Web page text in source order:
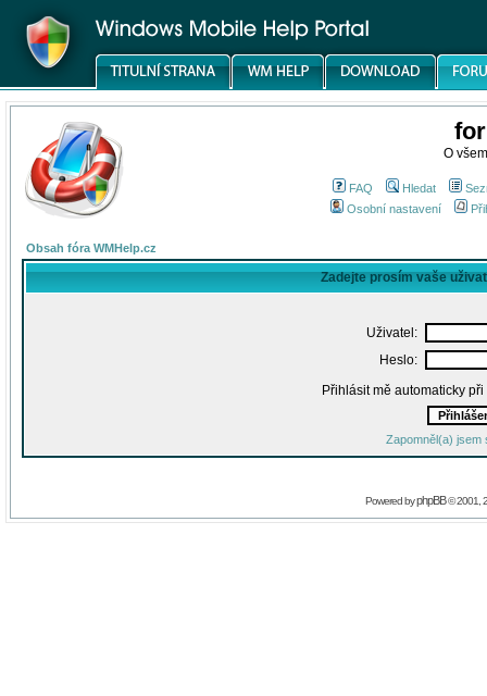
O
FAQ Hledat
Osobní nastavení
Obsah fóra WMHelp.cz
Zadejte prosím vaše
Uživatel:
Heslo:
Přihlásit mě automaticky
Zapomněl(a) jsem
Powered byphpBB© 2001,